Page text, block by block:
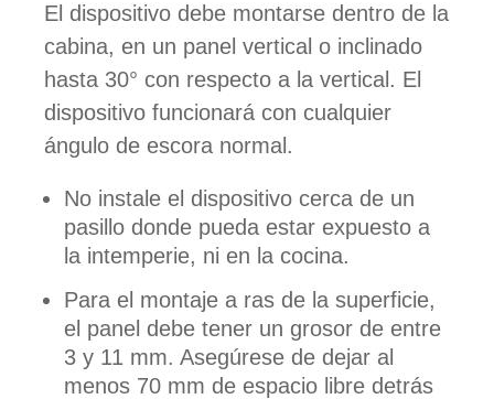
El dispositivo debe montarse dentro de la
cabina, en un panel vertical o inclinado
hasta 30° con respecto a la vertical. El
dispositivo funcionará con cualquier
ángulo de escora normal.
No instale el dispositivo cerca de un
pasillo donde pueda estar expuesto a
la intemperie, ni en la cocina.
Para el montaje a ras de la superficie,
el panel debe tener un grosor de entre
3 y 11 mm. Asegúrese de dejar al
menos 70 mm de espacio libre detrás